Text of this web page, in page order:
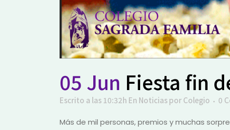
05 Jun Fiesta fin
Escrito a las 10:32h En NoticiasporColegio 0
Más de mil personas, premios y muchas